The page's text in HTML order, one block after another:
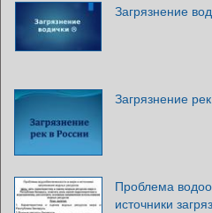
Загрязнение
Загрязнение
Проблема
источники